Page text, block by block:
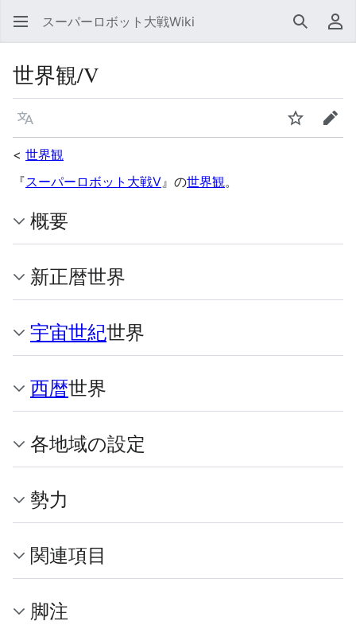
スーパーロボット大戦Wiki 検索 利
世界観/V
言語 ウォッチ編集
< 世界観
『スーパーロボット大戦V』の世界観。
概要
新正暦世界
宇宙世紀世界
西暦世界
各地域の設定
勢力
関連項目
脚注